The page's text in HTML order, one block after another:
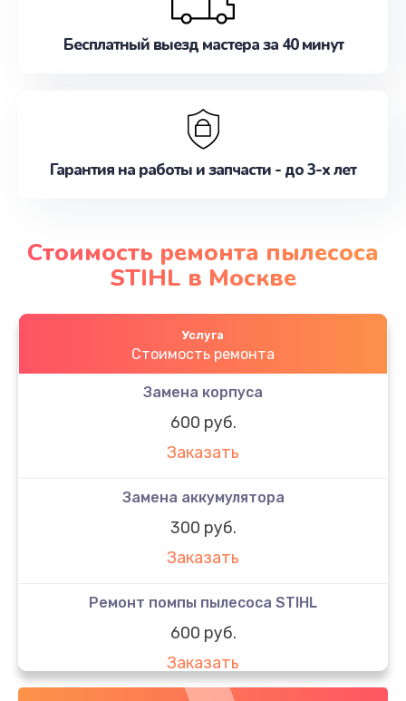
Бесплатный выезд мастера за 40 минут
Гарантия на работы и запчасти - до 3-х лет
Стоимость ремонта пылесоса
STIHL в Москве
Услуга
Стоимость ремонта
Замена корпуса
600 руб.
Заказать
Замена аккумулятора
300 руб.
Заказать
Ремонт помпы пылесоса STIHL
600 руб.
Заказать